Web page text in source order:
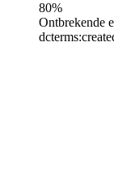
80%
Ontbrekende